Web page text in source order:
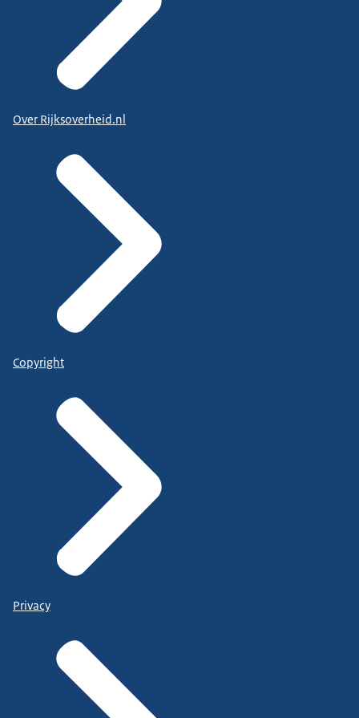
Over Rijksoverheid.nl
Copyright
Privacy